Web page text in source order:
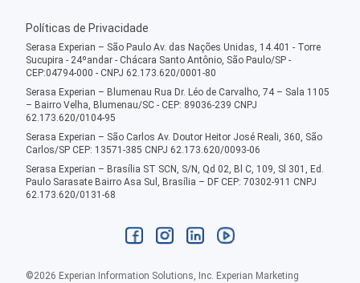
Políticas de Privacidade
Serasa Experian – São Paulo Av. das Nações Unidas, 14.401 - Torre
Sucupira - 24ºandar - Chácara Santo Antônio, São Paulo/SP -
CEP:04794-000 - CNPJ 62.173.620/0001-80
Serasa Experian – Blumenau Rua Dr. Léo de Carvalho, 74 – Sala 1105
– Bairro Velha, Blumenau/SC - CEP: 89036-239 CNPJ
62.173.620/0104-95
Serasa Experian – São Carlos Av. Doutor Heitor José Reali, 360, São
Carlos/SP CEP: 13571-385 CNPJ 62.173.620/0093-06
Serasa Experian – Brasília ST SCN, S/N, Qd 02, Bl C, 109, Sl 301, Ed.
Paulo Sarasate Bairro Asa Sul, Brasília – DF CEP: 70302-911 CNPJ
62.173.620/0131-68
©2026 Experian Information Solutions, Inc. Experian Marketing